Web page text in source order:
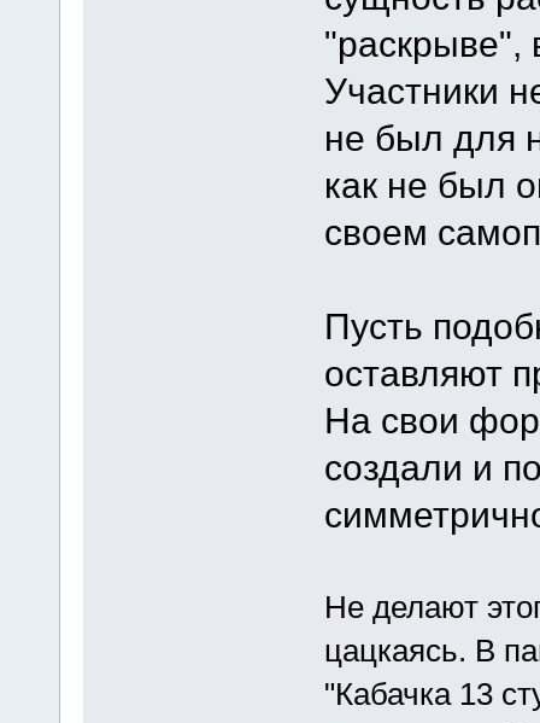
"раскрыве",
Участники
не был для
как не был
своем
Пусть
оставляют
На свои
создали и
Не делают
цацкаясь. В
"Кабачка 13